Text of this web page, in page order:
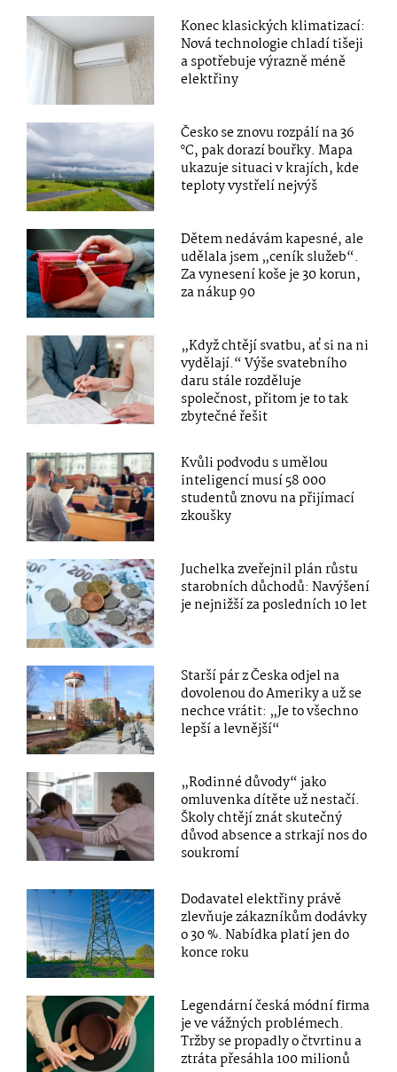
Konec klasických klimatizací:
Nová technologie chladí tišeji
a spotřebuje výrazně méně
elektřiny
Česko se znovu rozpálí na 36
°C, pak dorazí bouřky. Mapa
ukazuje situaci v krajích, kde
teploty vystřelí nejvýš
Dětem nedávám kapesné, ale
udělala jsem „ceník služeb“.
Za vynesení koše je 30 korun,
za nákup 90
„Když chtějí svatbu, ať si na ni
vydělají.“ Výše svatebního
daru stále rozděluje
společnost, přitom je to tak
zbytečné řešit
Kvůli podvodu s umělou
inteligencí musí 58 000
studentů znovu na přijímací
zkoušky
Juchelka zveřejnil plán růstu
starobních důchodů: Navýšení
je nejnižší za posledních 10 let
Starší pár z Česka odjel na
dovolenou do Ameriky a už se
nechce vrátit: „Je to všechno
lepší a levnější“
„Rodinné důvody“ jako
omluvenka dítěte už nestačí.
Školy chtějí znát skutečný
důvod absence a strkají nos do
soukromí
Dodavatel elektřiny právě
zlevňuje zákazníkům dodávky
o 30 %. Nabídka platí jen do
konce roku
Legendární česká módní firma
je ve vážných problémech.
Tržby se propadly o čtvrtinu a
ztráta přesáhla 100 milionů